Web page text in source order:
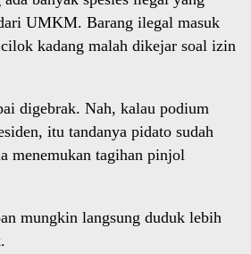
UMKM. Barang ilegal masuk
kadang malah dikejar soal izin
digebrak. Nah, kalau podium
itu tandanya pidato sudah
menemukan tagihan pinjol
mungkin langsung duduk lebih